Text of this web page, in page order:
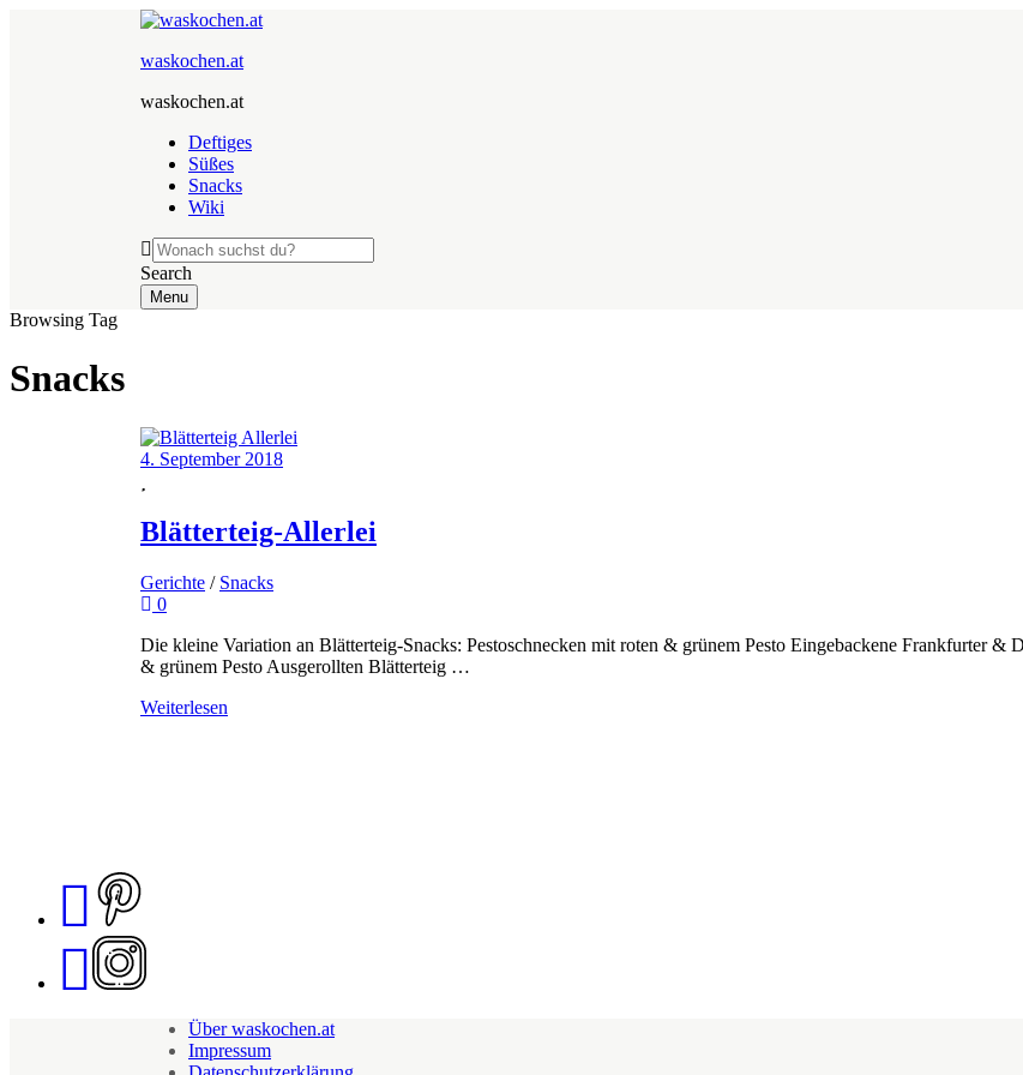
waskochen.at
waskochen.at
Deftiges
Süßes
Snacks
Wiki
Search
Menu
Browsing Tag
Snacks
4. September 2018
Blätterteig-Allerlei
Gerichte / Snacks
0
Die kleine Variation an Blätterteig-Snacks: Pestoschnecken mit roten & grünem Pesto Eingebackene Frankfurter
& grünem Pesto Ausgerollten Blätterteig …
Weiterlesen
Über waskochen.at
Impressum